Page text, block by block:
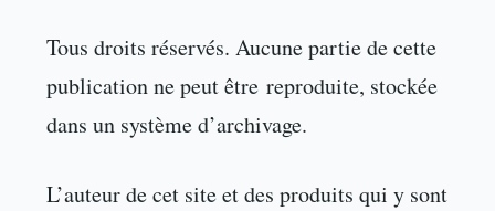
Tous droits réservés. Aucune partie de cette
publication ne peut être reproduite, stockée
dans un système d’archivage.
L’auteur de cet site et des produits qui y sont